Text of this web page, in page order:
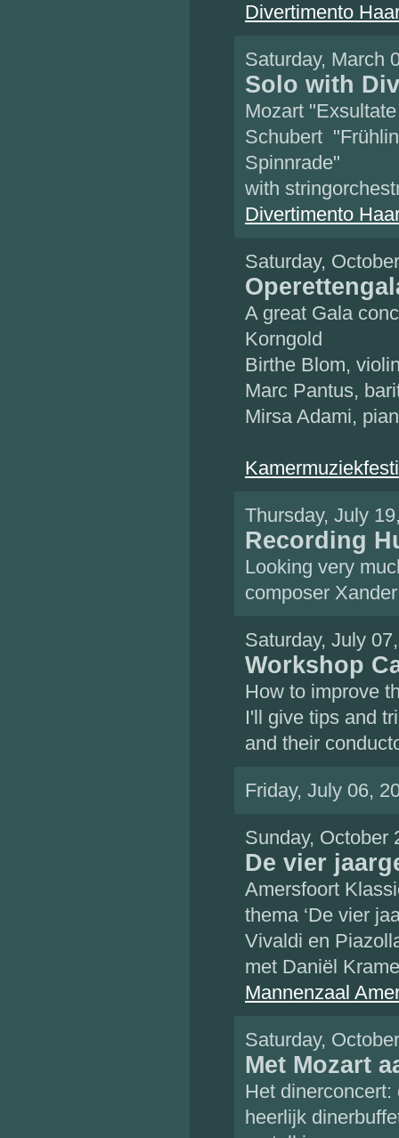
Divertimento
Saturday, March
Solo with
Mozart
Schubert
Spinnrade"
with
Divertimento
Saturday,
A great Gala
Korngold
Birthe Blom,
Marc Pantus,
Mirsa Adami,
Thursday, July
Recording
Looking very
composer
Saturday, July
Workshop
How to improve
I'll give tips and
and their
Friday, July 06,
Sunday, October
De vier
Amersfoort
thema ‘De vier
Vivaldi en
met Daniël
Mannenzaal
Saturday,
Met Mozart
Het
heerlijk